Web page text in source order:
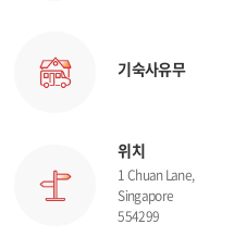
기숙사유무
위치
1 Chuan Lane,
Singapore
554299